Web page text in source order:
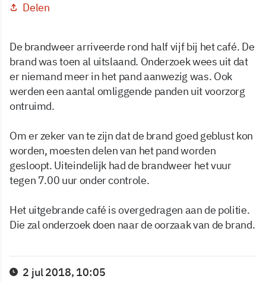
Delen
De brandweer arriveerde rond half vijf bij het café. De
brand was toen al uitslaand. Onderzoek wees uit dat
er niemand meer in het pand aanwezig was. Ook
werden een aantal omliggende panden uit voorzorg
ontruimd.
Om er zeker van te zijn dat de brand goed geblust kon
worden, moesten delen van het pand worden
gesloopt. Uiteindelijk had de brandweer het vuur
tegen 7.00 uur onder controle.
Het uitgebrande café is overgedragen aan de politie.
Die zal onderzoek doen naar de oorzaak van de brand.
2 jul 2018, 10:05